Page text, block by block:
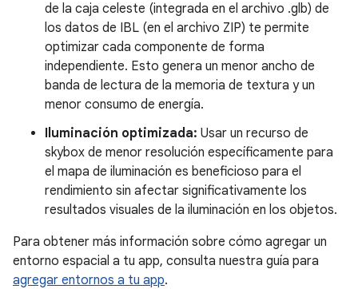
de la caja celeste (integrada en el archivo .glb) de
los datos de IBL (en el archivo ZIP) te permite
optimizar cada componente de forma
independiente. Esto genera un menor ancho de
banda de lectura de la memoria de textura y un
menor consumo de energía.
Iluminación optimizada: Usar un recurso de
skybox de menor resolución específicamente para
el mapa de iluminación es beneficioso para el
rendimiento sin afectar significativamente los
resultados visuales de la iluminación en los objetos.
Para obtener más información sobre cómo agregar un
entorno espacial a tu app, consulta nuestra guía para
agregar entornos a tu app.